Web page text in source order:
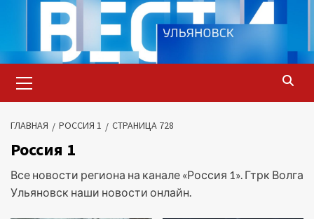
содержимому
меню
ГЛАВНАЯ РОССИЯ 1 СТРАНИЦА 728
Россия 1
Все новости региона на канале «Россия 1». Гтрк Волга
Ульяновск наши новости онлайн.